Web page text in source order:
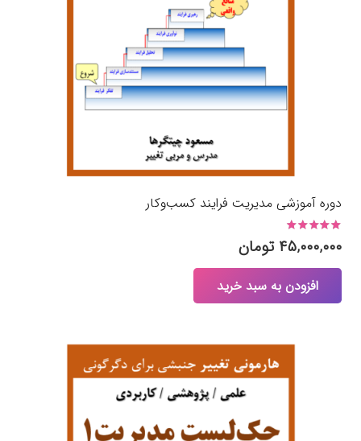
دوره آموزشی مدیریت فرایند کسب‌وکار
5.00از 5۴۵,۰۰۰,۰۰۰ تومان
افزودن به سبد خرید